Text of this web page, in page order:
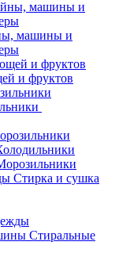
машины и
и фруктов
Стирка и сушка
Стиральные